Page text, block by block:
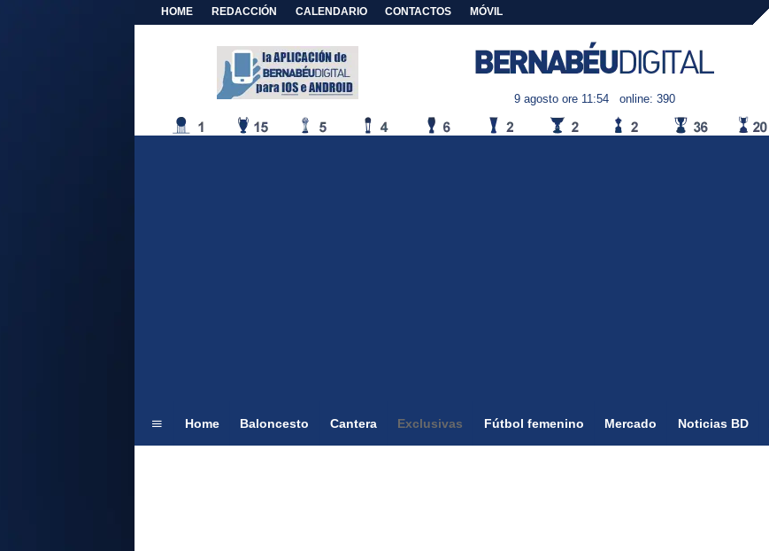
HOME REDACCIÓN CALENDARIO CONTACTOS MÓVIL
9 agosto ore 11:54 online: 390
Home Baloncesto Cantera Exclusivas Fútbol femenino Mercado Noticias BD